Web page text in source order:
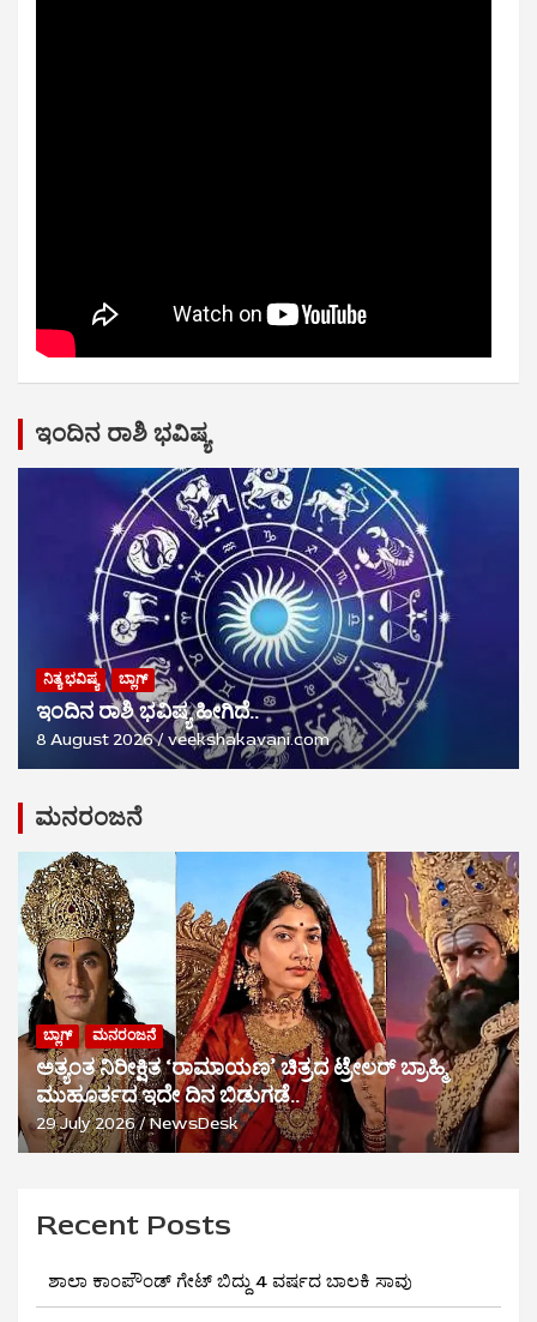
ಇಂದಿನ ರಾಶಿ ಭವಿಷ್ಯ
ನಿತ್ಯ ಭವಿಷ್ಯ ಬ್ಲಾಗ್
ಇಂದಿನ ರಾಶಿ ಭವಿಷ್ಯ ಹೀಗಿದೆ..
8 August 2026 veekshakavani.com
ಮನರಂಜನೆ
ಬ್ಲಾಗ್ ಮನರಂಜನೆ
ಅತ್ಯಂತ ನಿರೀಕ್ಷಿತ ‘ರಾಮಾಯಣ’ ಚಿತ್ರದ ಟ್ರೇಲರ್ ಬ್ರಾಹ್ಮಿ
ಮುಹೂರ್ತದ ಇದೇ ದಿನ ಬಿಡುಗಡೆ..
29 July 2026 NewsDesk
Recent Posts
ಶಾಲಾ ಕಾಂಪೌಂಡ್ ಗೇಟ್ ಬಿದ್ದು 4 ವರ್ಷದ ಬಾಲಕಿ ಸಾವು